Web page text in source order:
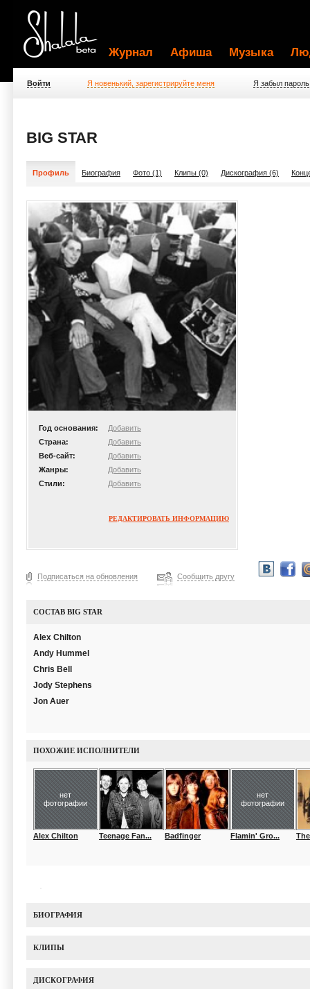
Журнал Афиша Музыка
Войти Я новенький, зарегистрируйте меня Я забыл пароль
BIG STAR
Профиль Биография Фото (1) Клипы (0) Дискография (6)
Год основания:
Добавить
Страна:
Добавить
Веб-сайт:
Добавить
Жанры:
Добавить
Стили:
Добавить
РЕДАКТИРОВАТЬ ИНФОРМАЦИЮ
Подписаться на обновления Сообщить другу
СОСТАВ BIG STAR
Alex Chilton
Andy Hummel
Chris Bell
Jody Stephens
Jon Auer
ПОХОЖИЕ ИСПОЛНИТЕЛИ
нет
фотографии
Alex Chilton Teenage Fan... Badfinger
нет
фотографии
Flamin' Gro...
БИОГРАФИЯ
КЛИПЫ
ДИСКОГРАФИЯ